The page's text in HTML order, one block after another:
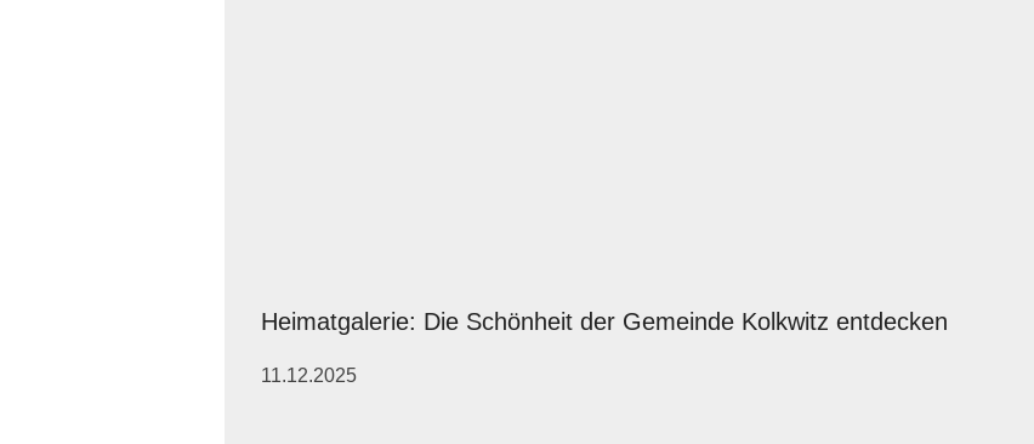
Heimatgalerie: Die Schönheit der Gemeinde Kolkwitz entdecken
11.12.2025